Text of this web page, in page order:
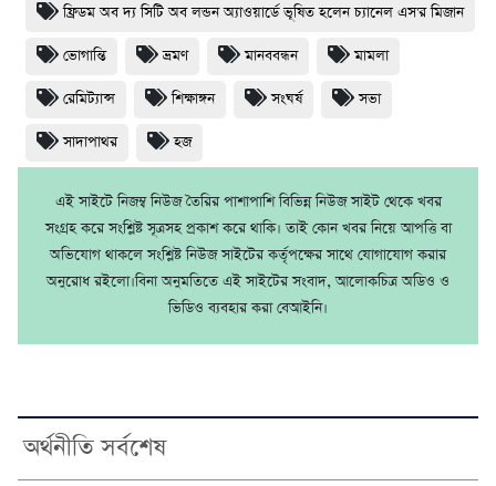
ফ্রিডম অব দ্য সিটি অব লন্ডন অ্যাওয়ার্ডে ভূষিত হলেন চ্যানেল এস'র মিজান
ভোগান্তি ভ্রমণ মানববন্ধন মামলা
রেমিট্যান্স শিক্ষাঙ্গন সংঘর্ষ সভা
সাদাপাথর হজ
এই সাইটে নিজম্ব নিউজ তৈরির পাশাপাশি বিভিন্ন নিউজ সাইট থেকে খবর
সংগ্রহ করে সংশ্লিষ্ট সূত্রসহ প্রকাশ করে থাকি। তাই কোন খবর নিয়ে আপত্তি বা
অভিযোগ থাকলে সংশ্লিষ্ট নিউজ সাইটের কর্তৃপক্ষের সাথে যোগাযোগ করার
অনুরোধ রইলো।বিনা অনুমতিতে এই সাইটের সংবাদ, আলোকচিত্র অডিও ও
ভিডিও ব্যবহার করা বেআইনি।
অর্থনীতি সর্বশেষ